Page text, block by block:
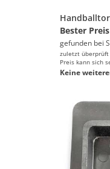
Bester Preis
gefunden bei
zuletzt überprüft
Preis kann sich
Keine